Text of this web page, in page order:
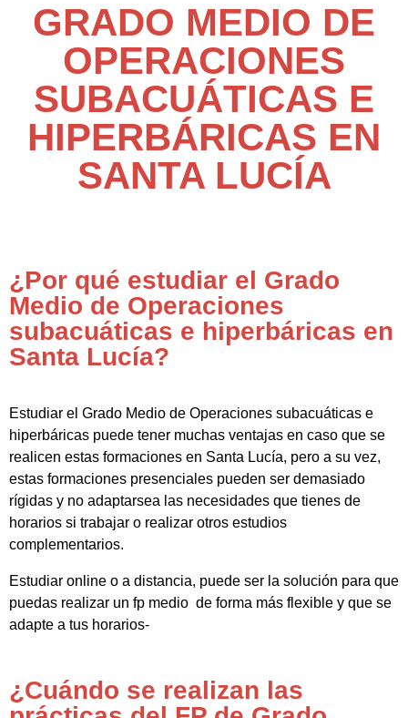
GRADO MEDIO DE
OPERACIONES
SUBACUÁTICAS E
HIPERBÁRICAS EN
SANTA LUCÍA
¿Por qué estudiar el Grado
Medio de Operaciones
subacuáticas e hiperbáricas en
Santa Lucía?
Estudiar el Grado Medio de Operaciones subacuáticas e
hiperbáricas puede tener muchas ventajas en caso que se
realicen estas formaciones en Santa Lucía, pero a su vez,
estas formaciones presenciales pueden ser demasiado
rígidas y no adaptarsea las necesidades que tienes de
horarios si trabajar o realizar otros estudios
complementarios.
Estudiar online o a distancia, puede ser la solución para que
puedas realizar un fp medio de forma más flexible y que se
adapte a tus horarios-
¿Cuándo se realizan las